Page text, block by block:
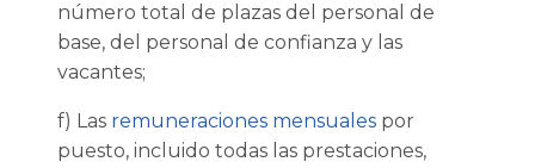
número total de plazas del personal de
base, del personal de confianza y las
vacantes;
f) Las remuneraciones mensuales por
puesto, incluido todas las prestaciones,